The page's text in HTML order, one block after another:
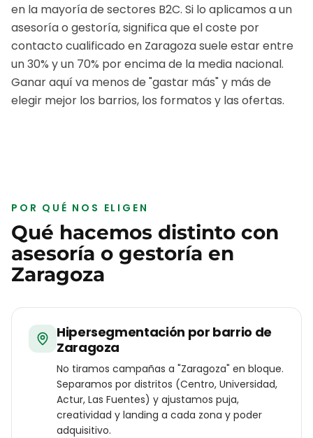
en la mayoría de sectores B2C. Si lo aplicamos a un
asesoría o gestoría, significa que el coste por
contacto cualificado en Zaragozasuele estar entre
un 30% y un 70% por encima de la media nacional.
Ganar aquí va menos de "gastar más" y más de
elegir mejor los barrios, los formatos y las ofertas.
POR QUÉ NOS ELIGEN
Qué hacemos distinto con
asesoría o gestoría en
Zaragoza
Hipersegmentación por barrio de
Zaragoza
No tiramos campañas a "Zaragoza" en bloque.
Separamos por distritos (Centro, Universidad,
Actur, Las Fuentes) y ajustamos puja,
creatividad y landing a cada zona y poder
adquisitivo.